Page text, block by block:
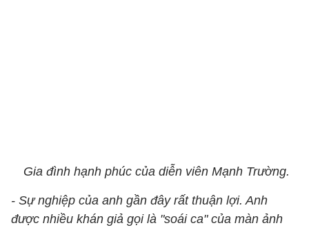
Gia đình hạnh phúc của diễn viên Mạnh Trường.
- Sự nghiệp của anh gần đây rất thuận lợi. Anh
được nhiều khán giả gọi là "soái ca" của màn ảnh